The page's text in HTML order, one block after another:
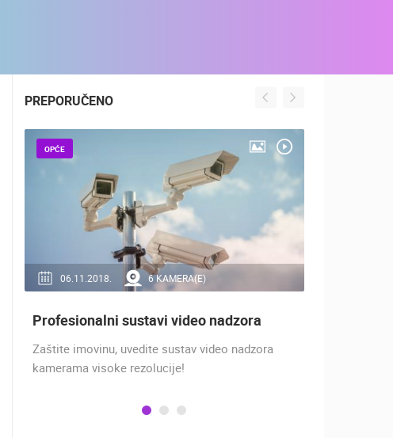
PREPORUČENO
06.11.2018. 6 KAMERA(E)
OPĆE
Profesionalni sustavi video nadzora
Zaštite imovinu, uvedite sustav video nadzora
kamerama visoke rezolucije!